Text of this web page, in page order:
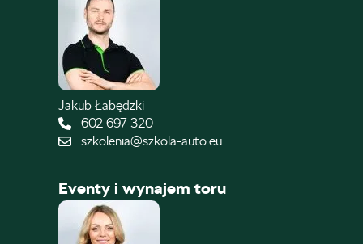
Jakub Łabędzki
602 697 320
szkolenia@szkola-auto.eu
Eventy i wynajem toru